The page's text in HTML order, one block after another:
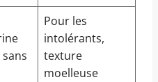
Pour les
intolérants,
texture
moelleuse